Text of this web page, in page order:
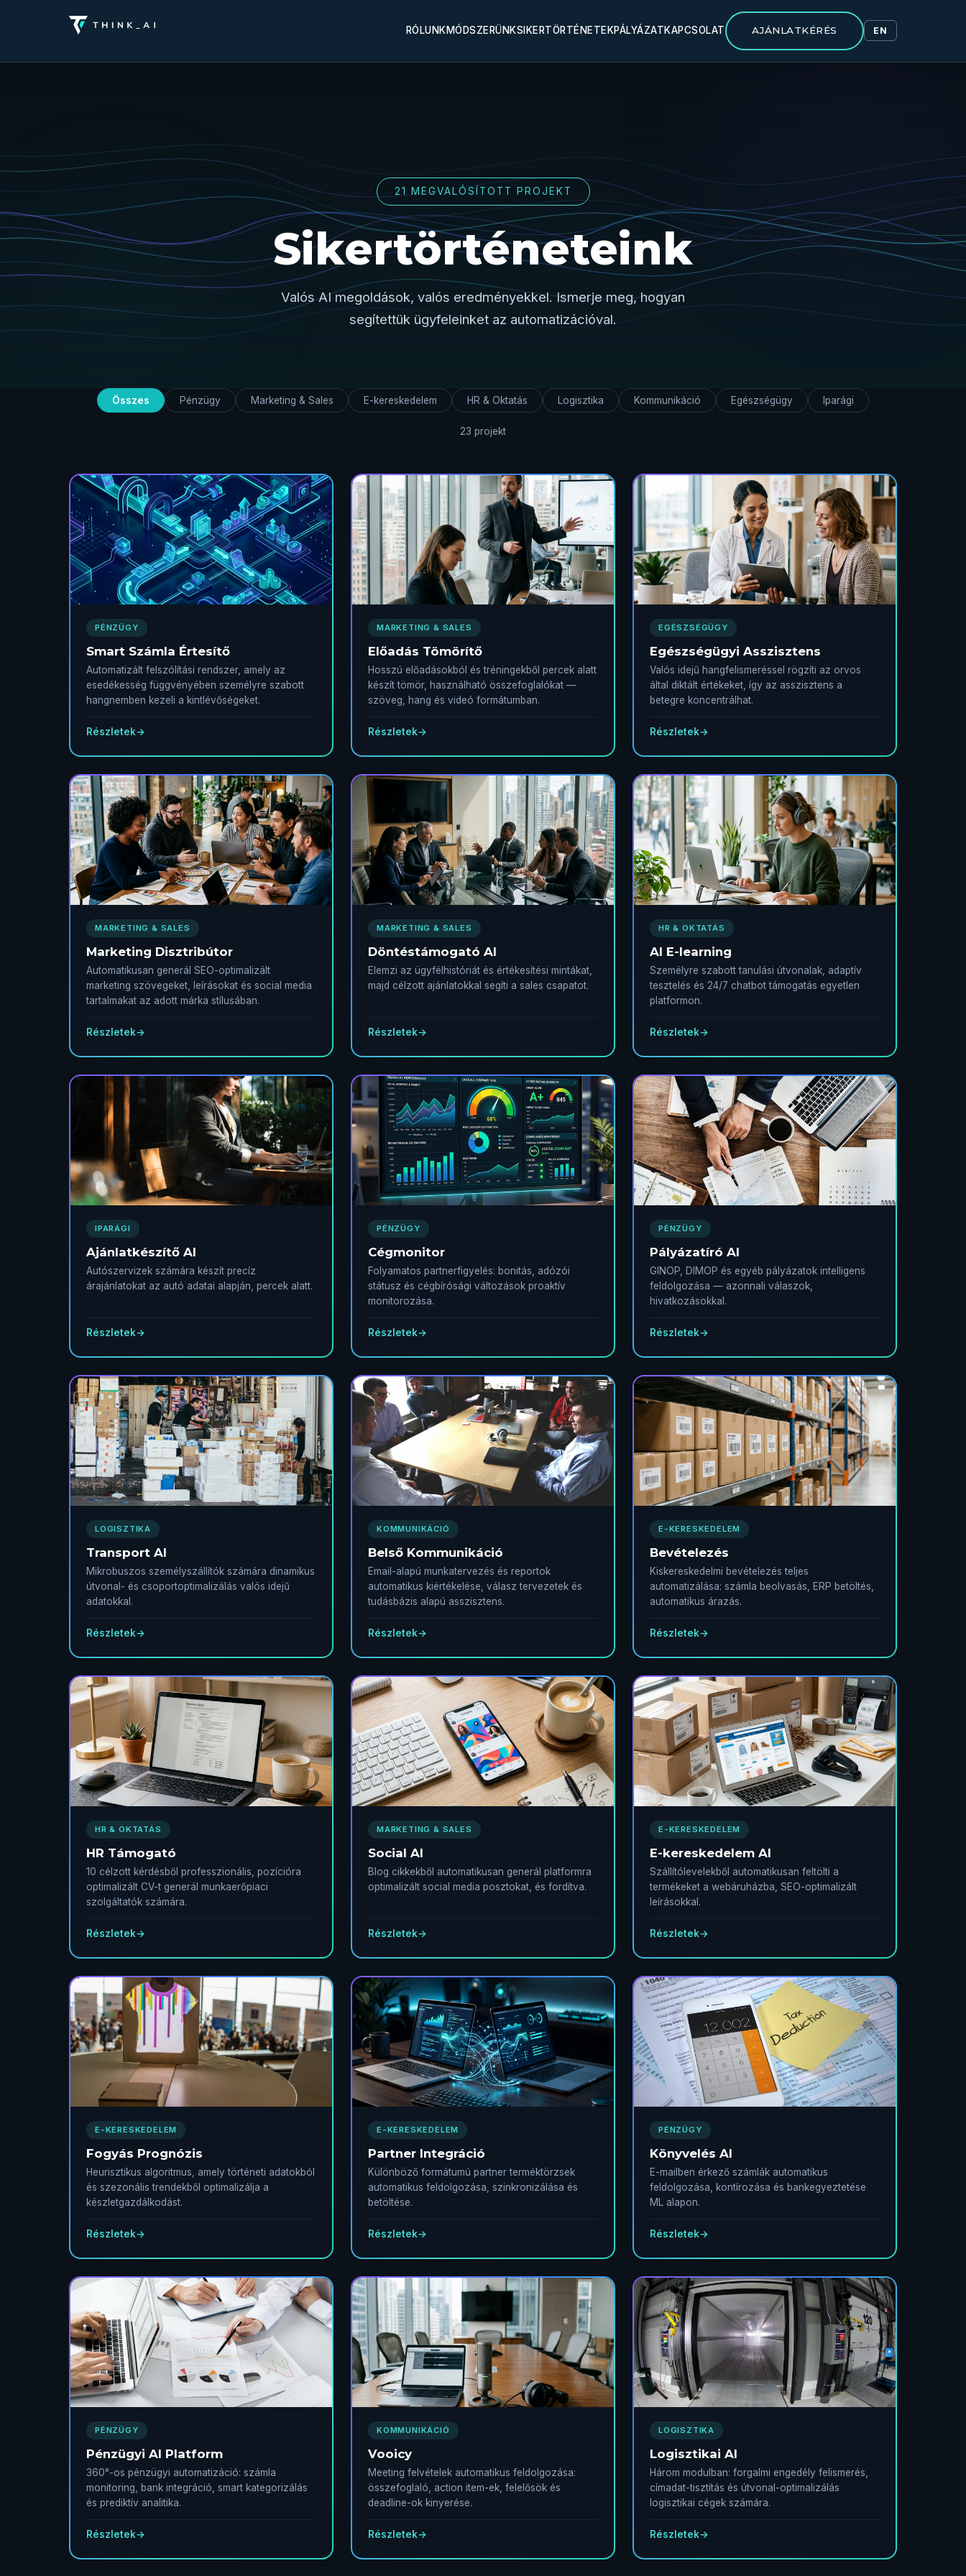
RÓLUNKMÓDSZERÜNKSIKERTÖRTÉNETEKPÁLYÁZATKAPCSOLAT AJÁNLATKÉRÉS EN
21 MEGVALÓSÍTOTT PROJEKT
Sikertörténeteink
Valós AI megoldások, valós eredményekkel. Ismerje meg, hogyan
segítettük ügyfeleinket az automatizációval.
Összes Pénzügy Marketing & Sales E-kereskedelem HR & Oktatás Logisztika Kommunikáció Egészségügy Iparági
23 projekt
PÉNZÜGY
Smart Számla Értesítő
Automatizált felszólítási rendszer, amely az
esedékesség függvényében személyre szabott
hangnemben kezeli a kintlévőségeket.
Részletek→
MARKETING & SALES
Előadás Tömörítő
Hosszú előadásokból és tréningekből percek alatt
készít tömör, használható összefoglalókat —
szöveg, hang és videó formátumban.
Részletek→
EGÉSZSÉGÜGY
Egészségügyi Asszisztens
Valós idejű hangfelismeréssel rögzíti az orvos
által diktált értékeket, így az asszisztens a
betegre koncentrálhat.
Részletek→
MARKETING & SALES
Marketing Disztribútor
Automatikusan generál SEO-optimalizált
marketing szövegeket, leírásokat és social media
tartalmakat az adott márka stílusában.
Részletek→
MARKETING & SALES
Döntéstámogató AI
Elemzi az ügyfélhistóriát és értékesítési mintákat,
majd célzott ajánlatokkal segíti a sales csapatot.
Részletek→
HR & OKTATÁS
AI E-learning
Személyre szabott tanulási útvonalak, adaptív
tesztelés és 24/7 chatbot támogatás egyetlen
platformon.
Részletek→
IPARÁGI
Ajánlatkészítő AI
Autószervizek számára készít precíz
árajánlatokat az autó adatai alapján, percek alatt.
Részletek→
PÉNZÜGY
Cégmonitor
Folyamatos partnerfigyelés: bonitás, adózói
státusz és cégbírósági változások proaktív
monitorozása.
Részletek→
PÉNZÜGY
Pályázatíró AI
GINOP, DIMOP és egyéb pályázatok intelligens
feldolgozása — azonnali válaszok,
hivatkozásokkal.
Részletek→
LOGISZTIKA
Transport AI
Mikrobuszos személyszállítók számára dinamikus
útvonal- és csoportoptimalizálás valós idejű
adatokkal.
Részletek→
KOMMUNIKÁCIÓ
Belső Kommunikáció
Email-alapú munkatervezés és reportok
automatikus kiértékelése, válasz tervezetek és
tudásbázis alapú asszisztens.
Részletek→
E-KERESKEDELEM
Bevételezés
Kiskereskedelmi bevételezés teljes
automatizálása: számla beolvasás, ERP betöltés,
automatikus árazás.
Részletek→
HR & OKTATÁS
HR Támogató
10 célzott kérdésből professzionális, pozícióra
optimalizált CV-t generál munkaerőpiaci
szolgáltatók számára.
Részletek→
MARKETING & SALES
Social AI
Blog cikkekből automatikusan generál platformra
optimalizált social media posztokat, és fordítva.
Részletek→
E-KERESKEDELEM
E-kereskedelem AI
Szállítólevelekből automatikusan feltölti a
termékeket a webáruházba, SEO-optimalizált
leírásokkal.
Részletek→
E-KERESKEDELEM
Fogyás Prognózis
Heurisztikus algoritmus, amely történeti adatokból
és szezonális trendekből optimalizálja a
készletgazdálkodást.
Részletek→
E-KERESKEDELEM
Partner Integráció
Különböző formátumú partner terméktörzsek
automatikus feldolgozása, szinkronizálása és
betöltése.
Részletek→
PÉNZÜGY
Könyvelés AI
E-mailben érkező számlák automatikus
feldolgozása, kontírozása és bankegyeztetése
ML alapon.
Részletek→
PÉNZÜGY
Pénzügyi AI Platform
360°-os pénzügyi automatizáció: számla
monitoring, bank integráció, smart kategorizálás
és prediktív analitika.
Részletek→
KOMMUNIKÁCIÓ
Vooicy
Meeting felvételek automatikus feldolgozása:
összefoglaló, action item-ek, felelősök és
deadline-ok kinyerése.
Részletek→
LOGISZTIKA
Logisztikai AI
Három modulban: forgalmi engedély felismerés,
címadat-tisztítás és útvonal-optimalizálás
logisztikai cégek számára.
Részletek→